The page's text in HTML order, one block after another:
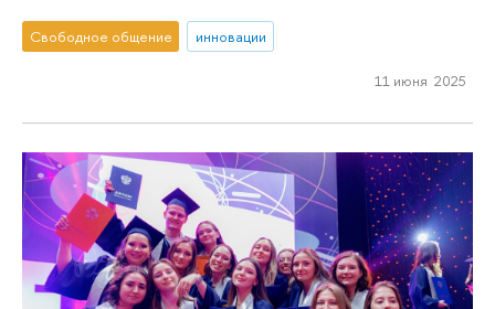
Свободное общение инновации
11 июня 2025